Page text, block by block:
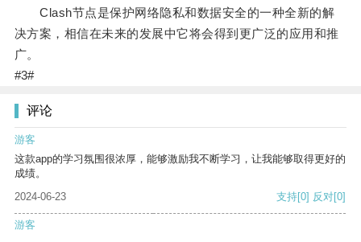
Clash节点是保护网络隐私和数据安全的一种全新的解
决方案，相信在未来的发展中它将会得到更广泛的应用和推
广。
#3#
评论
游客
这款app的学习氛围很浓厚，能够激励我不断学习，让我能够取得更好的
成绩。
2024-06-23
支持[0] 反对[0]
游客